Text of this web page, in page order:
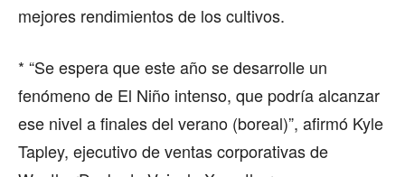
mejores rendimientos de los cultivos.
* “Se espera que este año se desarrolle un
fenómeno de El Niño intenso, que podría alcanzar
ese nivel a finales del verano (boreal)”, afirmó Kyle
Tapley, ejecutivo de ventas corporativas de